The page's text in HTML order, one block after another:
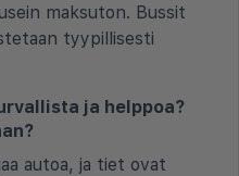
maksuton. Bussit
tyypillisesti
ja helppoa?
autoa, ja tiet ovat